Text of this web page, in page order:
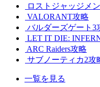
ロストジャッジメ
VALORANT攻略
バルダーズゲート3
LET IT DIE:
ARC Raiders攻略
サブノーティカ2攻
一覧を見る